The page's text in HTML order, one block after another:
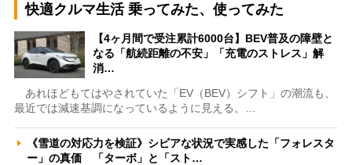
快適クルマ生活 乗ってみた、使ってみた
【4ヶ月間で受注累計6000台】BEV普及の障壁と
なる「航続距離の不安」「充電のストレス」解
消…
あれほどもてはやされていた「EV（BEV）シフト」の潮流も、
最近では減速基調になっているように見える。…
《雪道の対応力を検証》シビアな状況で実感した「フォレスタ
ー」の真価 「ターボ」と「スト…